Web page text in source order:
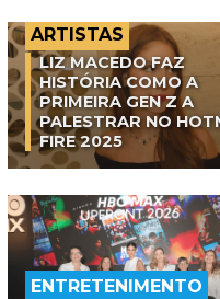
ARTISTAS
LIZ MACEDO FAZ
HISTÓRIA COMO A
PRIMEIRA GEN Z A
PALESTRAR NO
FIRE 2025
ENTRETENIMENTO